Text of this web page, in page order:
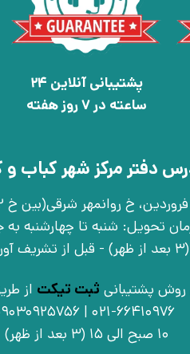
پشتیبانی آنلاین 24
ساعته در 7 روز هفته
دفتر مرکز شهر کباب و
اوّل، پلاک 1 - زمان تحویل: شنبه تا
روش پشتیبانی ثبت تیکت از
10 صبح الی 15 (3 بعد از ظهر)